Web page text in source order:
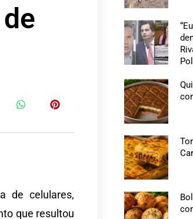
de celulares,
que resultou